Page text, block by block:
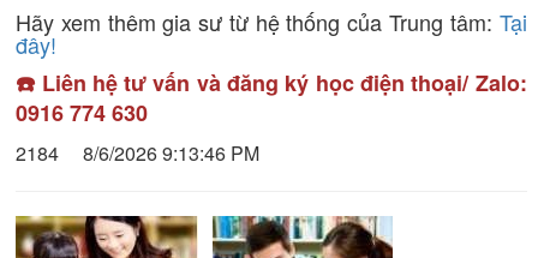
Hãy xem thêm gia sư từ hệ thống của Trung tâm: Tại
đây!
☎️ Liên hệ tư vấn và đăng ký học điện thoại/ Zalo:
0916 774 630
2184 8/6/2026 9:13:46 PM